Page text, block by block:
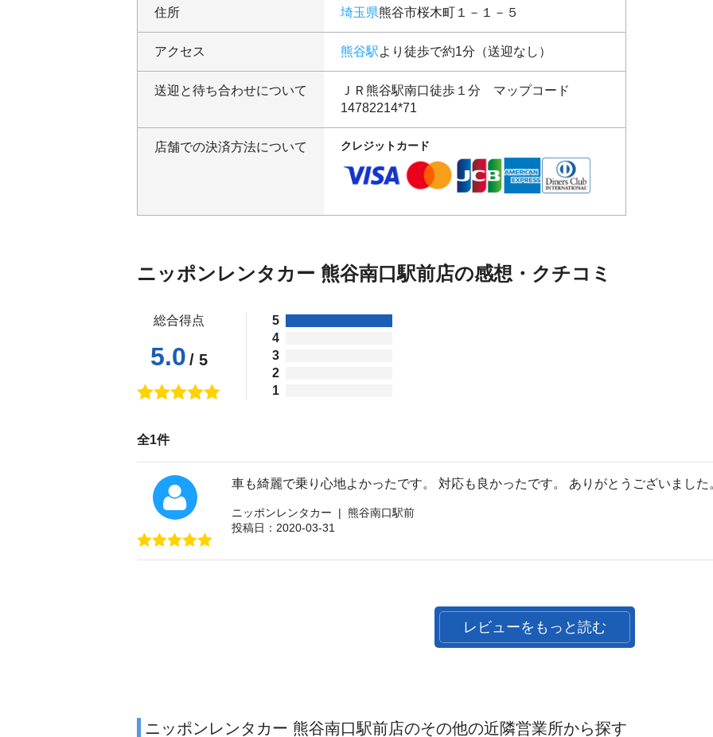
住所 埼玉県熊谷市桜木町１－１－５
アクセス 熊谷駅より徒歩で約1分（送迎なし）
送迎と待ち合わせについて
ＪＲ熊谷駅南口徒歩１分 マップコード
14782214*71
店舗での決済方法について クレジットカード
ニッポンレンタカー 熊谷南口駅前店の感想・クチコミ
総合得点
5.0 / 5
5
4
3
2
1
全1件
車も綺麗で乗り心地よかったです。 対応も良かったです。 ありがとうございました
ニッポンレンタカー | 熊谷南口駅前
投稿日：2020-03-31
レビューをもっと読む
ニッポンレンタカー 熊谷南口駅前店のその他の近隣営業所から探す